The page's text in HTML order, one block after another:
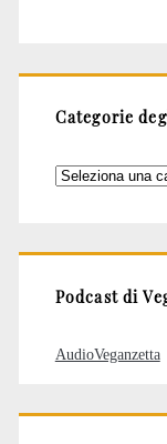
Categorie
Categorie
Podcast di
AudioVeganzetta